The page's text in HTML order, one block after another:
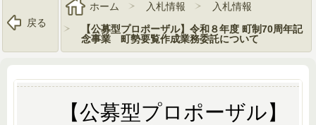
戻る
ホーム 入札情報
入札情報
【公募型プロポーザル】令和８年度 町制70周年記
念事業 町勢要覧作成業務委託について
【公募型プロポーザル】